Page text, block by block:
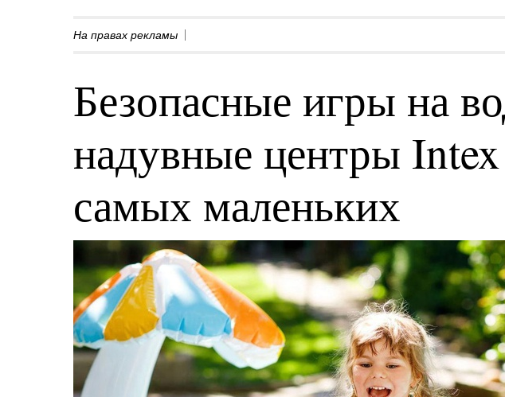
На правах рекламы
Безопасные игры на
надувные центры
самых маленьких